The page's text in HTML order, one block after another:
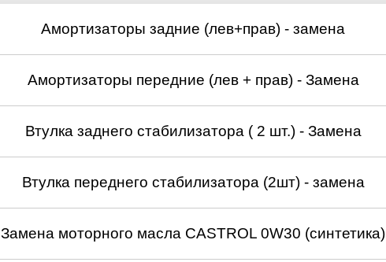
Амортизаторы задние (лев+прав) - замена
Амортизаторы передние (лев + прав) - Замена
Втулка заднего стабилизатора ( 2 шт.) - Замена
Втулка переднего стабилизатора (2шт) - замена
Замена моторного масла CASTROL 0W30 (синтетика)